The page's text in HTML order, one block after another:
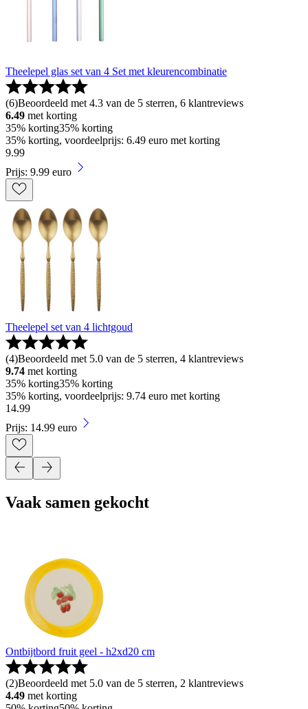
Theelepel glas set van 4 Set met kleurencombinatie
(6)Beoordeeld met 4.3 van de 5 sterren, 6 klantreviews
6.49 met korting
35% korting35% korting
35% korting, voordeelprijs: 6.49 euro met korting
9.99
Prijs: 9.99 euro
Theelepel set van 4 lichtgoud
(4)Beoordeeld met 5.0 van de 5 sterren, 4 klantreviews
9.74 met korting
35% korting35% korting
35% korting, voordeelprijs: 9.74 euro met korting
14.99
Prijs: 14.99 euro
Vaak samen gekocht
Ontbijtbord fruit geel - h2xd20 cm
(2)Beoordeeld met 5.0 van de 5 sterren, 2 klantreviews
4.49 met korting